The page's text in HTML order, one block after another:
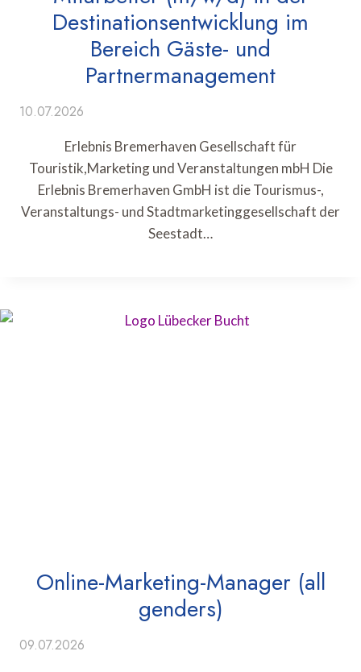
Destinationsentwicklung im
Bereich Gäste- und
Partnermanagement
10.07.2026
Erlebnis Bremerhaven Gesellschaft für
Touristik,Marketing und Veranstaltungen mbH Die
Erlebnis Bremerhaven GmbH ist die Tourismus-,
Veranstaltungs- und Stadtmarketinggesellschaft der
Seestadt…
Online-Marketing-Manager (all
genders)
09.07.2026